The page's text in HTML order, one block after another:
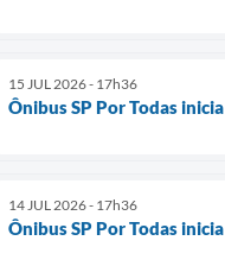
15 JUL 2026 - 17h36
Ônibus SP Por Todas
14 JUL 2026 - 17h36
Ônibus SP Por Todas